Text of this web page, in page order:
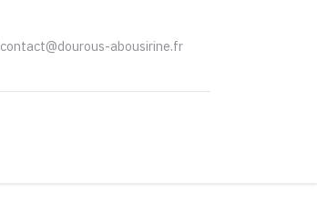
contact@dourous-abousirine.fr